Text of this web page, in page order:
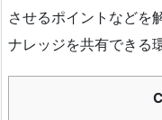
させるポイントなどを
ナレッジを共有できる